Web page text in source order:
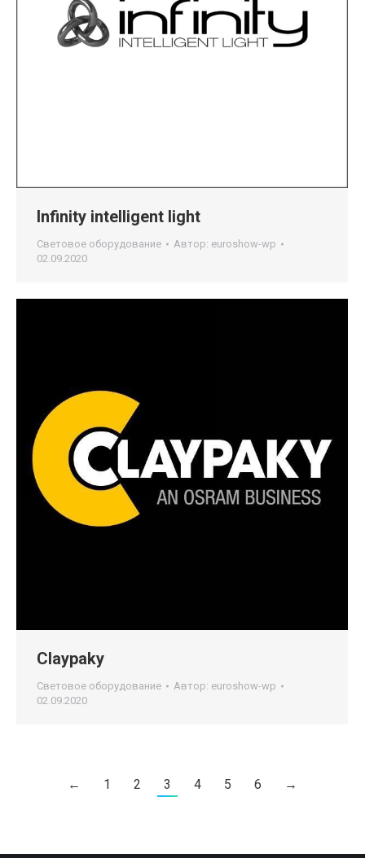
Infinity intelligent light
Световое оборудование Автор: euroshow-wp
02.09.2020
Claypaky
Световое оборудование Автор: euroshow-wp
02.09.2020
← 1 2 3 4 5 6 →